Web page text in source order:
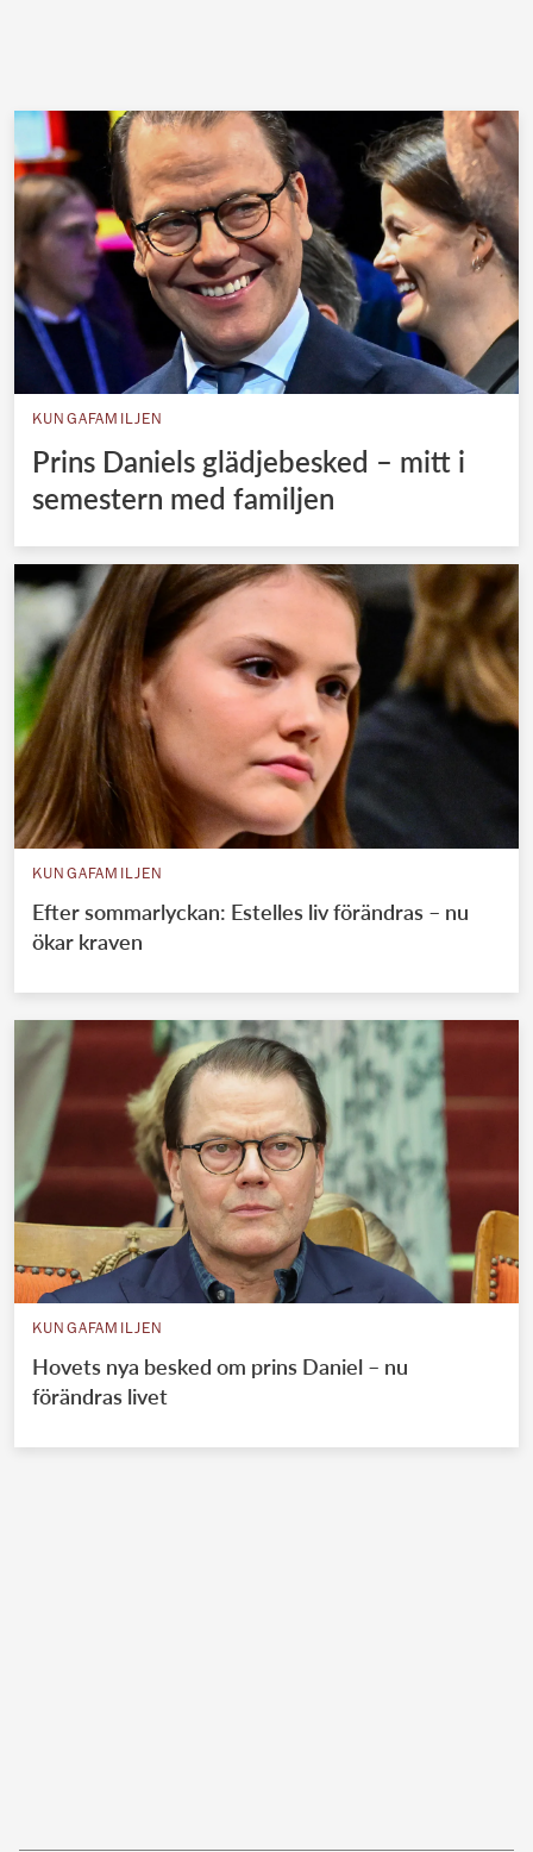
KUNGAFAMILJEN
Prins Daniels glädjebesked – mitt i
semestern med familjen
KUNGAFAMILJEN
Efter sommarlyckan: Estelles liv förändras – nu
ökar kraven
KUNGAFAMILJEN
Hovets nya besked om prins Daniel – nu
förändras livet